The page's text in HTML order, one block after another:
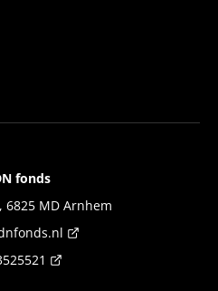
fonds
6825 MD Arnhem